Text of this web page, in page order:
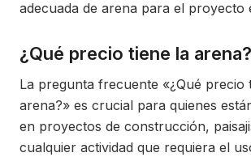
adecuada de arena para el proyecto
¿Qué precio tiene la arena?
La pregunta frecuente «¿Qué precio
arena?» es crucial para quienes
en proyectos de construcción,
cualquier actividad que requiera el